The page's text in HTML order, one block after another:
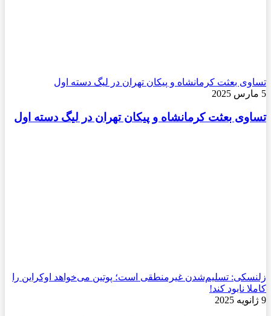
تساوی بعثت کرمانشاه و پیکان تهران در لیگ دسته اول
5 مارس 2025
تساوی بعثت کرمانشاه و پیکان تهران در لیگ دسته اول
زلنسکی: تسلیم‌شدن غیرمنطقی است؛ پوتین می‌خواهد اوکراین را
کاملا نابود کند!
9 ژانویه 2025